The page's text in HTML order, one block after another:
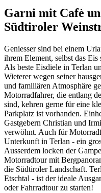
Garni mit Cafè
Südtiroler
Geniesser sind bei einem
ihrem Element, selbst das Eis
Als beste Eisdiele in Terlan
Wieterer wegen seiner
und familiären Atmosphäre
Motorradfahrer, die entlang
sind, kehren gerne für eine
Parkplatz ist vorhanden.
Gastgebern Christian und
verwöhnt. Auch für
Unterkunft in Terlan - ein
Ausserdem locken der
Motorradtour mit
die Südtiroler Landschaft.
Etschtal - ist der ideale
oder Fahrradtour zu starten!